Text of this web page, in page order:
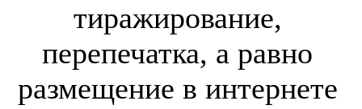
тиражирование,
перепечатка, а равно
размещение в интернете